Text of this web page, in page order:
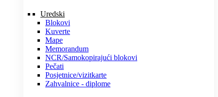
Uredski
Blokovi
Kuverte
Mape
Memorandum
NCR/Samokopirajući blokovi
Pečati
Posjetnice/vizitkarte
Zahvalnice - diplome